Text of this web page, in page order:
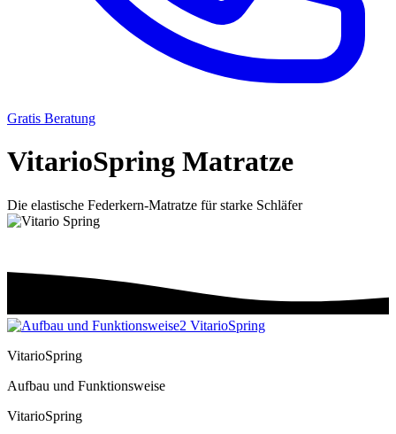
Gratis Beratung
VitarioSpring Matratze
Die elastische Federkern-Matratze für starke Schläfer
VitarioSpring
Aufbau und Funktionsweise
VitarioSpring